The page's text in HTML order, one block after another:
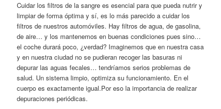
Cuidar los filtros de la sangre es esencial para que pueda nutrir y
limpiar de forma óptima y sí, es lo más parecido a cuidar los
filtros de nuestros automóviles. Hay filtros de agua, de gasolina,
de aire… y los mantenemos en buenas condiciones pues sino…
el coche durará poco, ¿verdad? Imaginemos que en nuestra casa
y en nuestra ciudad no se pudieran recoger las basuras ni
depurar las aguas fecales… tendríamos serios problemas de
salud. Un sistema limpio, optimiza su funcionamiento. En el
cuerpo es exactamente igual.Por eso la importancia de realizar
depuraciones periódicas.